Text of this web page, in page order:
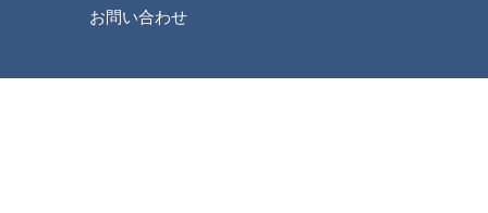
お問い合わせ